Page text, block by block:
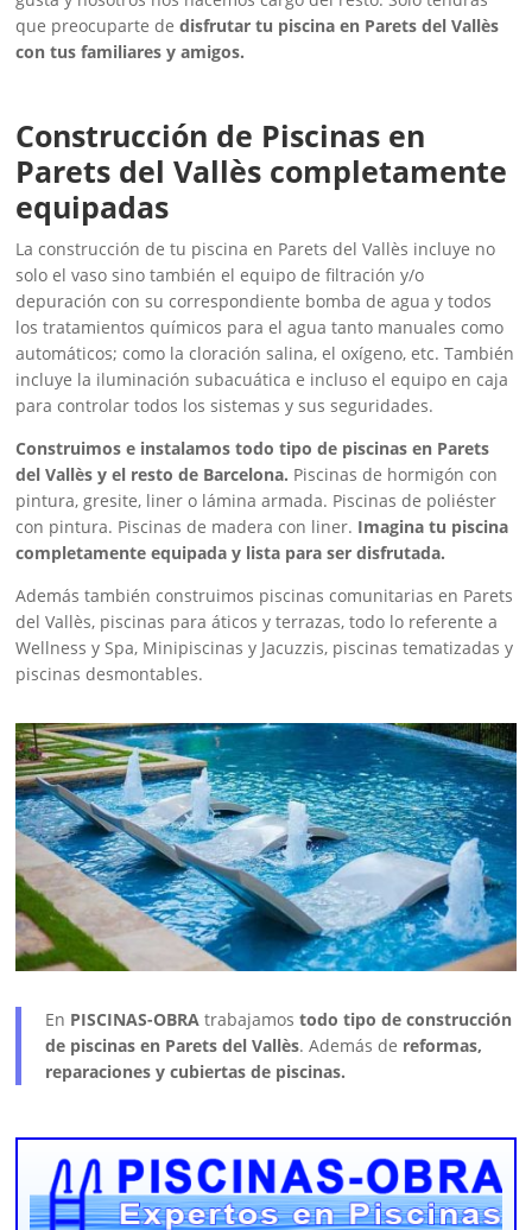
que preocuparte dedisfrutar tu piscina en Parets del Vallès
con tus familiares y amigos.
Construcción de Piscinas en
Parets del Vallès completamente
equipadas
La construcción de tu piscina en Parets del Vallès incluye no
solo el vaso sino también el equipo de filtración y/o
depuración con su correspondiente bomba de agua y todos
los tratamientos químicos para el agua tanto manuales como
automáticos; como la cloración salina, el oxígeno, etc. También
incluye la iluminación subacuática e incluso el equipo en caja
para controlar todos los sistemas y sus seguridades.
Construimos e instalamos todo tipo de piscinas en Parets
del Vallès y el resto de Barcelona. Piscinas de hormigón con
pintura, gresite, liner o lámina armada. Piscinas de poliéster
con pintura. Piscinas de madera con liner. Imagina tu piscina
completamente equipada y lista para ser disfrutada.
Además también construimos piscinas comunitarias en Parets
del Vallès, piscinas para áticos y terrazas, todo lo referente a
Wellness y Spa, Minipiscinas y Jacuzzis, piscinas tematizadas y
piscinas desmontables.
En PISCINAS-OBRA trabajamostodo tipo de construcción
de piscinas en Parets del Vallès. Además de reformas,
reparaciones y cubiertas de piscinas.